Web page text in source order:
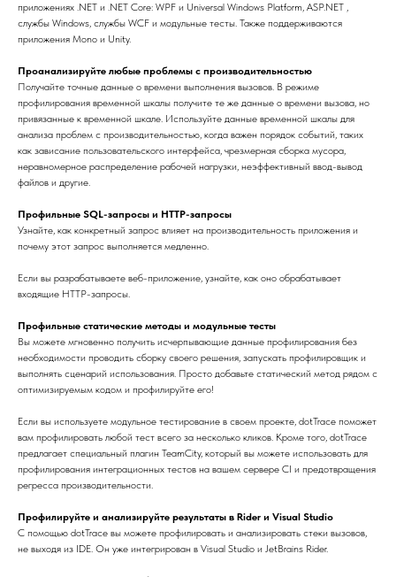
приложениях .NET и .NET Core: WPF и Universal Windows Platform, ASP.NET ,
службы Windows, службы WCF и модульные тесты. Также поддерживаются
приложения Mono и Unity.
Проанализируйте любые проблемы с производительностью
Получайте точные данные о времени выполнения вызовов. В режиме
профилирования временной шкалы получите те же данные о времени вызова, но
привязанные к временной шкале. Используйте данные временной шкалы для
анализа проблем с производительностью, когда важен порядок событий, таких
как зависание пользовательского интерфейса, чрезмерная сборка мусора,
неравномерное распределение рабочей нагрузки, неэффективный ввод-вывод
файлов и другие.
Профильные SQL-запросы и HTTP-запросы
Узнайте, как конкретный запрос влияет на производительность приложения и
почему этот запрос выполняется медленно.
Если вы разрабатываете веб-приложение, узнайте, как оно обрабатывает
входящие HTTP-запросы.
Профильные статические методы и модульные тесты
Вы можете мгновенно получить исчерпывающие данные профилирования без
необходимости проводить сборку своего решения, запускать профилировщик и
выполнять сценарий использования. Просто добавьте статический метод рядом с
оптимизируемым кодом и профилируйте его!
Если вы используете модульное тестирование в своем проекте, dotTrace поможет
вам профилировать любой тест всего за несколько кликов. Кроме того, dotTrace
предлагает специальный плагин TeamCity, который вы можете использовать для
профилирования интеграционных тестов на вашем сервере CI и предотвращения
регресса производительности.
Профилируйте и анализируйте результаты в Rider и Visual Studio
С помощью dotTrace вы можете профилировать и анализировать стеки вызовов,
не выходя из IDE. Он уже интегрирован в Visual Studio и JetBrains Rider.